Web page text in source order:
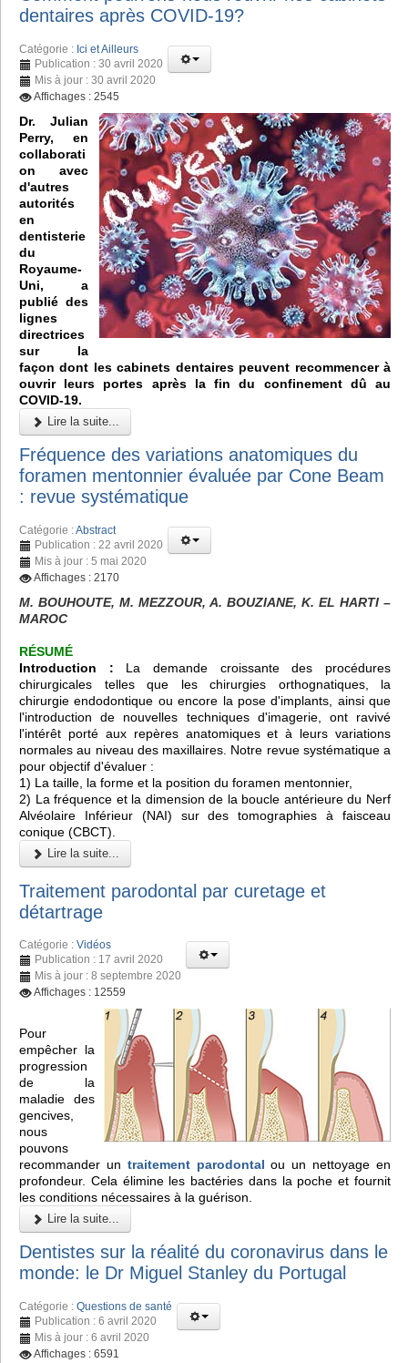
dentaires après COVID-19?
Catégorie : Ici et Ailleurs
Publication : 30 avril 2020
Mis à jour : 30 avril 2020
Affichages : 2545
Dr. Julian
Perry, en
collaborati
on avec
d'autres
autorités
en
dentisterie
du
Royaume-
Uni, a
publié des
lignes
directrices
sur la
façon dont les cabinets dentaires peuvent recommencer à
ouvrir leurs portes après la fin du confinement dû au
COVID-19.
Lire la suite...
Fréquence des variations anatomiques du
foramen mentonnier évaluée par Cone Beam
: revue systématique
Catégorie :Abstract
Publication : 22 avril 2020
Mis à jour : 5 mai 2020
Affichages : 2170
M. BOUHOUTE, M. MEZZOUR, A. BOUZIANE, K. EL HARTI –
MAROC
RÉSUMÉ
Introduction : La demande croissante des procédures
chirurgicales telles que les chirurgies orthognatiques, la
chirurgie endodontique ou encore la pose d'implants, ainsi que
l'introduction de nouvelles techniques d'imagerie, ont ravivé
l'intérêt porté aux repères anatomiques et à leurs variations
normales au niveau des maxillaires. Notre revue systématique a
pour objectif d'évaluer :
1) La taille, la forme et la position du foramen mentonnier,
2) La fréquence et la dimension de la boucle antérieure du Nerf
Alvéolaire Inférieur (NAI) sur des tomographies à faisceau
conique (CBCT).
Lire la suite...
Traitement parodontal par curetage et
détartrage
Catégorie : Vidéos
Publication : 17 avril 2020
Mis à jour : 8 septembre 2020
Affichages : 12559
Pour
empêcher la
progression
de la
maladie des
gencives,
nous
pouvons
recommander un traitement parodontal ou un nettoyage en
profondeur. Cela élimine les bactéries dans la poche et fournit
les conditions nécessaires à la guérison.
Lire la suite...
Dentistes sur la réalité du coronavirus dans le
monde: le Dr Miguel Stanley du Portugal
Catégorie : Questions de santé
Publication : 6 avril 2020
Mis à jour : 6 avril 2020
Affichages : 6591